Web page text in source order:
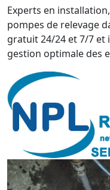
Experts en
pompes de relevage
gratuit 24/24 et 7/7
gestion optimale des